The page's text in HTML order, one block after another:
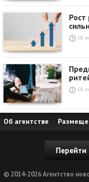
Рост
01
01
Об агентстве
Перейти
© 2014-2026 Агентство